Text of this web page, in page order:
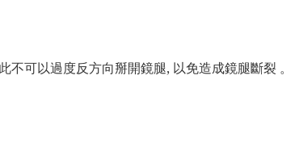
可以過度反方向掰開鏡腿, 以免造成鏡腿斷裂 。